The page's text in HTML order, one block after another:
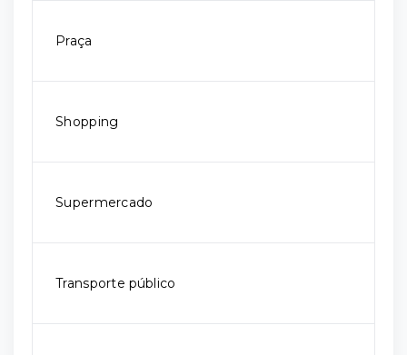
Praça
Shopping
Supermercado
Transporte público